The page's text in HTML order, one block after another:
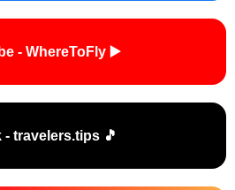
▶️ YouTube - WhereToFly
🎵 TikTok - travelers.tips